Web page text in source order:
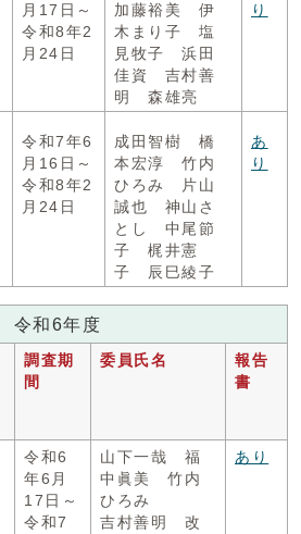
月17日～
令和8年2
月24日
加藤裕美 伊
木まり子 塩
見牧子 浜田
佳資 吉村善
明 森雄亮
り
令和7年6
月16日～
令和8年2
月24日
成田智樹 橋
本宏淳 竹内
ひろみ 片山
誠也 神山さ
とし 中尾節
子 梶井憲
子 辰巳綾子
あ
り
令和6年度
調査期
間
委員氏名
報告
書
令和6
年6月
17日～
令和7
山下一哉 福
中眞美 竹内
ひろみ
吉村善明 改
あり